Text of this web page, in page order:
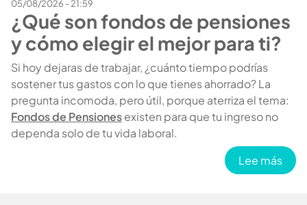
05/08/2026 - 21:59
¿Qué son fondos de pensiones
y cómo elegir el mejor para ti?
Si hoy dejaras de trabajar, ¿cuánto tiempo podrías
sostener tus gastos con lo que tienes ahorrado? La
pregunta incomoda, pero útil, porque aterriza el tema:
Fondos de Pensionesexisten para que tu ingreso no
dependa solo de tu vida laboral.
Lee más